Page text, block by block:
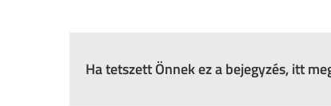
Ha tetszett Önnek ez a bejegyzés, itt